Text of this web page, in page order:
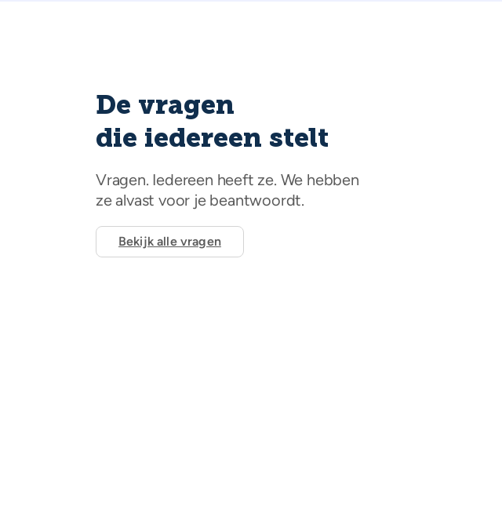
De vragen
die iedereen stelt
Vragen. Iedereen heeft ze. We hebben
ze alvast voor je beantwoordt.
Bekijk alle vragen